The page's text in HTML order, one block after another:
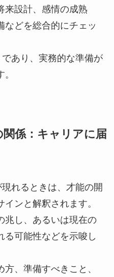
来設計、感情の成熟
などを総合的にチェッ
あり、実務的な準備が
係：キャリアに届
れるときは、才能の開
ンと解釈されます。
兆し、あるいは現在の
る可能性などを示唆し
、準備すべきこと、